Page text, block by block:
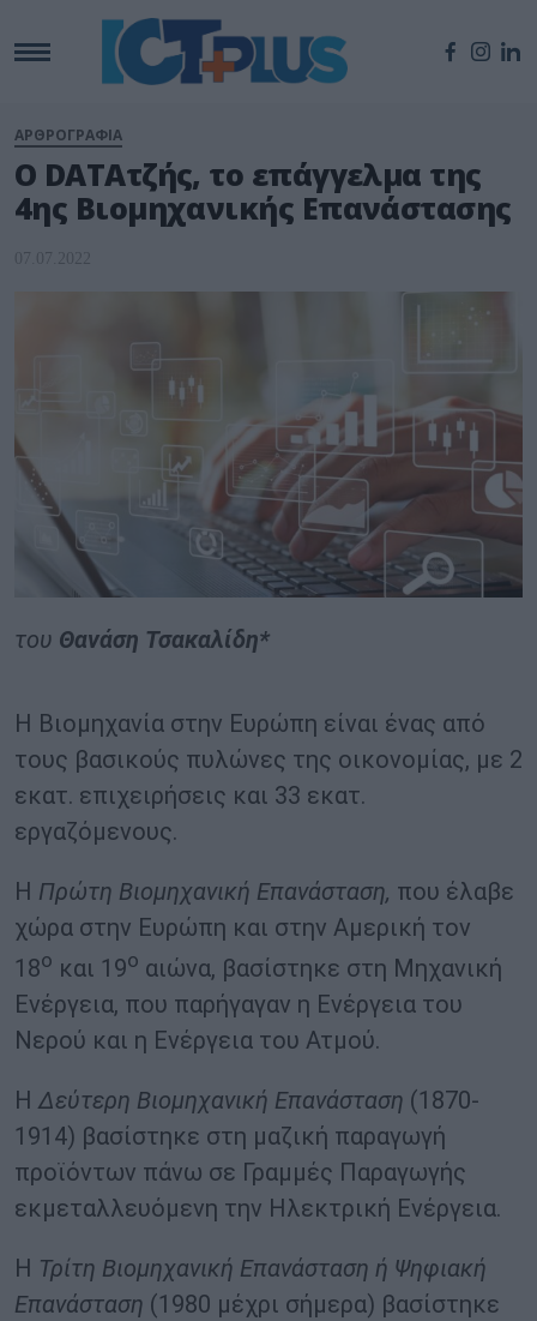
ΑΡΘΡΟΓΡΑΦΙΑ
O DATAτζής, το επάγγελμα της
4ης Βιομηχανικής Επανάστασης
07.07.2022
του Θανάση Τσακαλίδη*
Η Βιομηχανία στην Ευρώπη είναι ένας από
τους βασικούς πυλώνες της οικονομίας, με 2
εκατ. επιχειρήσεις και 33 εκατ.
εργαζόμενους.
H Πρώτη Βιομηχανική Επανάσταση, που έλαβε
χώρα στην Ευρώπη και στην Αμερική τον
18ο και 19ο αιώνα, βασίστηκε στη Μηχανική
Ενέργεια, που παρήγαγαν η Ενέργεια του
Νερού και η Ενέργεια του Ατμού.
Η Δεύτερη Βιομηχανική Επανάσταση (1870-
1914) βασίστηκε στη μαζική παραγωγή
προϊόντων πάνω σε Γραμμές Παραγωγής
εκμεταλλευόμενη την Ηλεκτρική Ενέργεια.
Η Τρίτη Βιομηχανική Επανάσταση ή Ψηφιακή
Επανάσταση (1980 μέχρι σήμερα) βασίστηκε